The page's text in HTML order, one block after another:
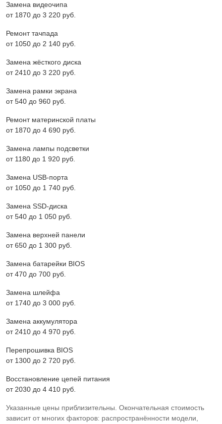
Замена видеочипа
от 1870 до 3 220 pyб.
Ремонт тачпада
от 1050 до 2 140 pyб.
Замена жёсткого диска
от 2410 до 3 220 pyб.
Замена рамки экрана
от 540 до 960 pyб.
Ремонт материнской платы
от 1870 до 4 690 pyб.
Замена лампы подсветки
от 1180 до 1 920 pyб.
Замена USB-порта
от 1050 до 1 740 pyб.
Замена SSD-диска
от 540 до 1 050 pyб.
Замена верхней панели
от 650 до 1 300 pyб.
Замена батарейки BIOS
от 470 до 700 pyб.
Замена шлейфа
от 1740 до 3 000 pyб.
Замена аккумулятора
от 2410 до 4 970 pyб.
Перепрошивка BIOS
от 1300 до 2 720 pyб.
Восстановление цепей питания
от 2030 до 4 410 pyб.
Указанные цены приблизительны. Окончательная стоимость
зависит от многих факторов: распространённости модели,